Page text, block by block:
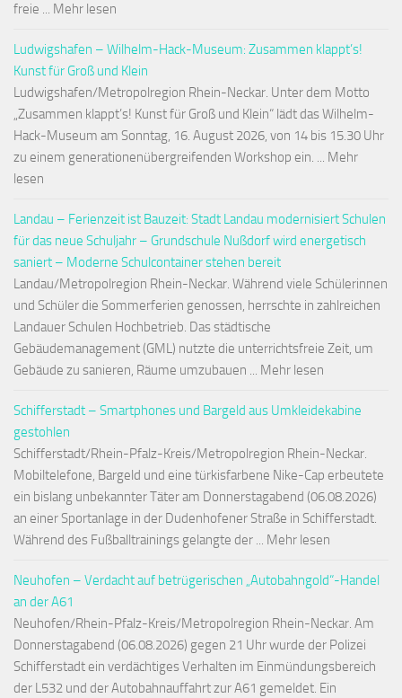
freie ... Mehr lesen
Ludwigshafen – Wilhelm-Hack-Museum: Zusammen klappt’s!
Kunst für Groß und Klein
Ludwigshafen/Metropolregion Rhein-Neckar. Unter dem Motto
„Zusammen klappt’s! Kunst für Groß und Klein“ lädt das Wilhelm-
Hack-Museum am Sonntag, 16. August 2026, von 14 bis 15.30 Uhr
zu einem generationenübergreifenden Workshop ein. ... Mehr
lesen
Landau – Ferienzeit ist Bauzeit: Stadt Landau modernisiert Schulen
für das neue Schuljahr – Grundschule Nußdorf wird energetisch
saniert – Moderne Schulcontainer stehen bereit
Landau/Metropolregion Rhein-Neckar. Während viele Schülerinnen
und Schüler die Sommerferien genossen, herrschte in zahlreichen
Landauer Schulen Hochbetrieb. Das städtische
Gebäudemanagement (GML) nutzte die unterrichtsfreie Zeit, um
Gebäude zu sanieren, Räume umzubauen ... Mehr lesen
Schifferstadt – Smartphones und Bargeld aus Umkleidekabine
gestohlen
Schifferstadt/Rhein-Pfalz-Kreis/Metropolregion Rhein-Neckar.
Mobiltelefone, Bargeld und eine türkisfarbene Nike-Cap erbeutete
ein bislang unbekannter Täter am Donnerstagabend (06.08.2026)
an einer Sportanlage in der Dudenhofener Straße in Schifferstadt.
Während des Fußballtrainings gelangte der ... Mehr lesen
Neuhofen – Verdacht auf betrügerischen „Autobahngold“-Handel
an der A61
Neuhofen/Rhein-Pfalz-Kreis/Metropolregion Rhein-Neckar. Am
Donnerstagabend (06.08.2026) gegen 21 Uhr wurde der Polizei
Schifferstadt ein verdächtiges Verhalten im Einmündungsbereich
der L532 und der Autobahnauffahrt zur A61 gemeldet. Ein